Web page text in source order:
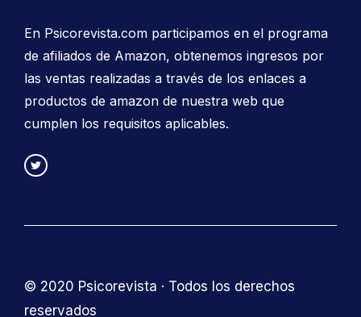
En Psicorevista.com participamos en el programa
de afiliados de Amazon, obtenemos ingresos por
las ventas realizadas a través de los enlaces a
productos de amazon de nuestra web que
cumplen los requisitos aplicables.
© 2020 Psicorevista · Todos los derechos
reservados